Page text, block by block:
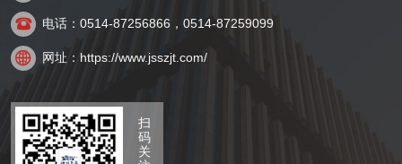
 电话：0514-87256866，0514-87259099
 网址：https://www.jsszjt.com/
扫
码
关